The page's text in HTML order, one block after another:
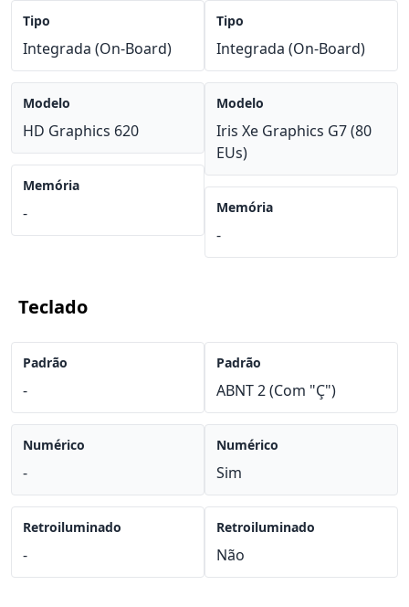
Tipo
Integrada (On-Board)
Modelo
HD Graphics 620
Memória
-
Tipo
Integrada (On-Board)
Modelo
Iris Xe Graphics G7 (80
EUs)
Memória
-
Teclado
Padrão
-
Numérico
-
Retroiluminado
-
Padrão
ABNT 2 (Com "Ç")
Numérico
Sim
Retroiluminado
Não